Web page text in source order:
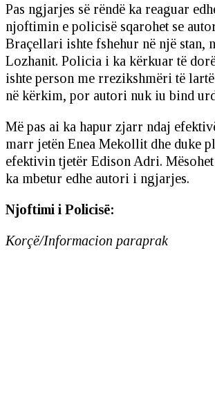
Pas ngjarjes së rëndë ka reaguar
njoftimin e policisë sqarohet se
Braçellari ishte fshehur në një stan,
Lozhanit. Policia i ka kërkuar të
ishte person me rrezikshmëri të
në kërkim, por autori nuk iu bind
Më pas ai ka hapur zjarr ndaj
marr jetën Enea Mekollit dhe duke
efektivin tjetër Edison Adri.
ka mbetur edhe autori i ngjarjes.
Njoftimi i Policisë:
Korçë/Informacion paraprak